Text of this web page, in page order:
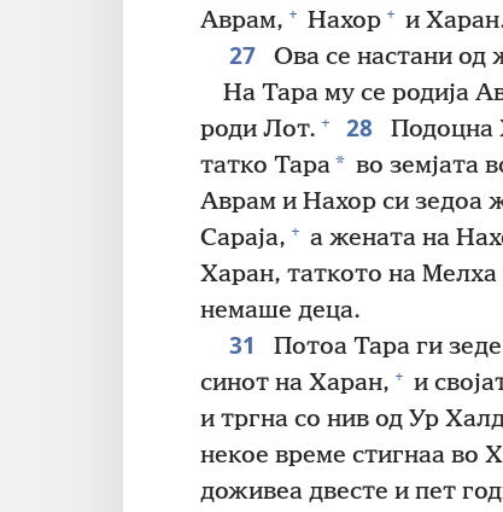
Аврам, + Нахор + и
27 Ова се настани од
На Тара му се родија
роди Лот. + 28
Подоцна
татко Тара* во земјата
Аврам и Нахор си зедоа
Сараја, + а жената на
Харан, таткото на Мелха
немаше деца.
31
Потоа Тара ги
синот на Харан, + и
и тргна со нив од Ур
некое време стигнаа во
доживеа двесте и пет